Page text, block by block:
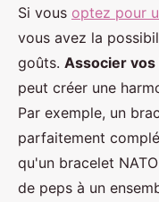
Si vous optez pour
vous avez la
goûts. Associer
peut créer une
Par exemple, un
parfaitement
qu'un bracelet
de peps à un